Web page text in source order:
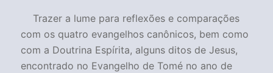
Trazer a lume para reflexões e comparações
com os quatro evangelhos canônicos, bem como
com a Doutrina Espírita, alguns ditos de Jesus,
encontrado no Evangelho de Tomé no ano de